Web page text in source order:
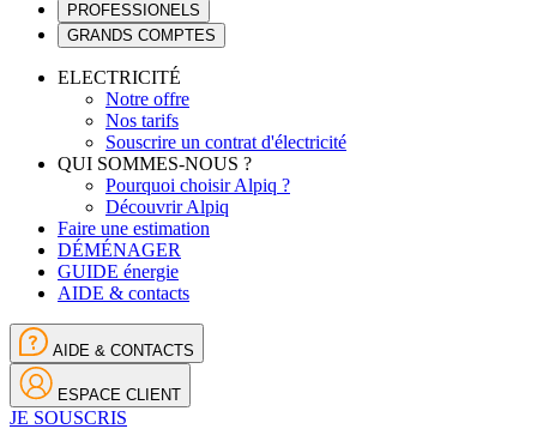
PROFESSIONELS
GRANDS COMPTES
ELECTRICITÉ
Notre offre
Nos tarifs
Souscrire un contrat d'électricité
QUI SOMMES-NOUS ?
Pourquoi choisir Alpiq ?
Découvrir Alpiq
Faire une estimation
DÉMÉNAGER
GUIDE énergie
AIDE & contacts
AIDE & CONTACTS
ESPACE CLIENT
JE SOUSCRIS